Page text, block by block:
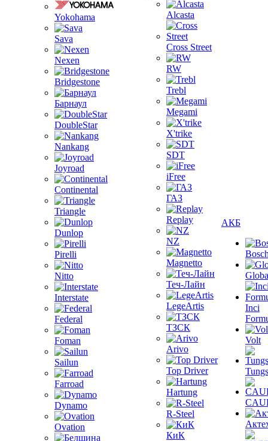
Yokohama
Sava
Nexen
Bridgestone
Барнаул
DoubleStar
Nankang
Joyroad
Continental
Triangle
Dunlop
Pirelli
Nitto
Interstate
Federal
Foman
Sailun
Farroad
Dynamo
Ovation
Alcasta
Cross Street
RW
Trebl
Megami
X'trike
SDT
iFree
ГАЗ
Replay
NZ
Magnetto
Теч-Лайн
LegeArtis
ТЗСК
Arivo
Top Driver
Hartung
R-Steel
КиК
АКБ
Inci
Volt